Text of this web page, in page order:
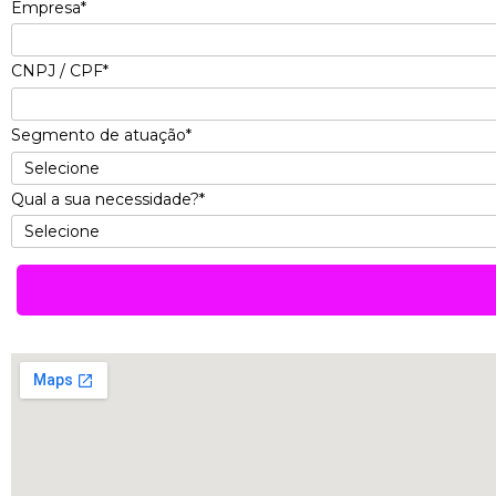
Empresa*
CNPJ / CPF*
Segmento de atuação*
Qual a sua necessidade?*